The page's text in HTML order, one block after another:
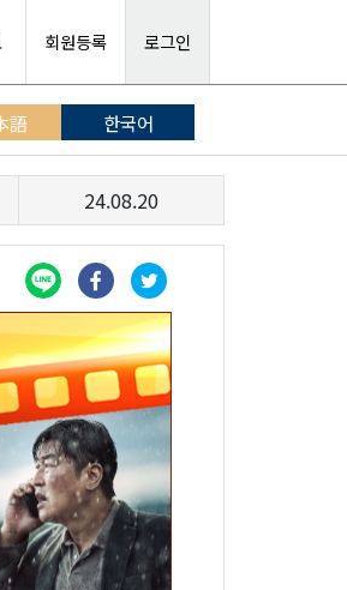
회원등록 로그인
語 한국어
24.08.20